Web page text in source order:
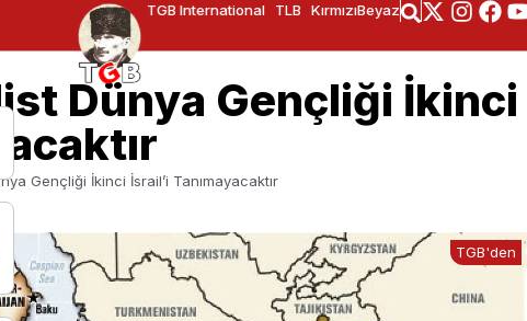
TGB International TLB KırmızıBeyaz
Dünya Gençliği İkinci
Gençliği İkinci İsrail’i Tanımayacaktır
TGB'den